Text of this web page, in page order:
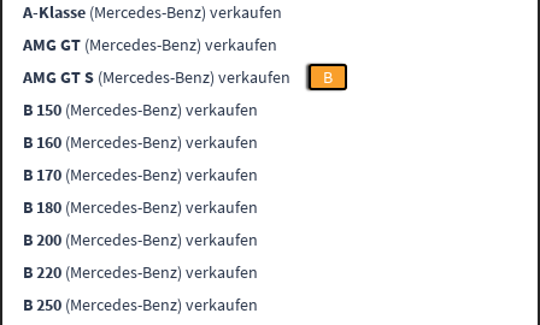
A-Klasse (Mercedes-Benz) verkaufen
AMG GT (Mercedes-Benz) verkaufen
AMG GT S (Mercedes-Benz) verkaufen
B
B 150 (Mercedes-Benz) verkaufen
B 160 (Mercedes-Benz) verkaufen
B 170 (Mercedes-Benz) verkaufen
B 180 (Mercedes-Benz) verkaufen
B 200 (Mercedes-Benz) verkaufen
B 220 (Mercedes-Benz) verkaufen
B 250 (Mercedes-Benz) verkaufen